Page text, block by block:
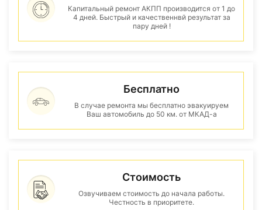
Капитальный ремонт АКПП производится от 1 до
4 дней. Быстрый и качественнвй результат за
пару дней !
Бесплатно
В случае ремонта мы бесплатно эвакуируем
Ваш автомобиль до 50 км. от МКАД-а
Стоимость
Озвучиваем стоимость до начала работы.
Честность в приоритете.